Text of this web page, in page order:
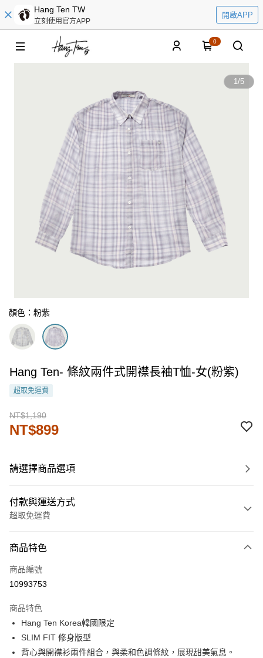
Hang Ten TW
立刻使用官方APP
開啟APP
0
1/5
顏色：粉紫
Hang Ten- 條紋兩件式開襟長袖T恤-女(粉紫)
超取免運費
NT$1,190
NT$899
請選擇商品選項
付款與運送方式
超取免運費
信用卡一次付款
LINE Pay
街口支付
悠遊付
商品特色
商品編號
10993753
商品特色
Hang Ten Korea韓國限定
SLIM FIT 修身版型
背心與開襟衫兩件組合，與柔和色調條紋，展現甜美氣息。